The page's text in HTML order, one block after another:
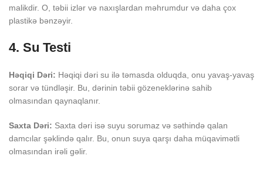
malikdir. O, təbii izlər və naxışlardan məhrumdur və daha çox
plastikə bənzəyir.
4. Su Testi
Həqiqi Dəri: Həqiqi dəri su ilə təmasda olduqda, onu yavaş-yavaş
sorar və tündləşir. Bu, dərinin təbii gözeneklərinə sahib
olmasından qaynaqlanır.
Saxta Dəri: Saxta dəri isə suyu sorumaz və səthində qalan
damcılar şəklində qalır. Bu, onun suya qarşı daha müqavimətli
olmasından irəli gəlir.